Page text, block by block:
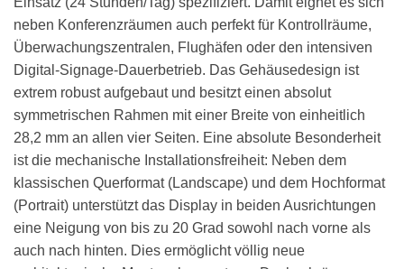
neben Konferenzräumen auch perfekt für Kontrollräume,
Überwachungszentralen, Flughäfen oder den intensiven
Digital-Signage-Dauerbetrieb. Das Gehäusedesign ist
extrem robust aufgebaut und besitzt einen absolut
symmetrischen Rahmen mit einer Breite von einheitlich
28,2 mm an allen vier Seiten. Eine absolute Besonderheit
ist die mechanische Installationsfreiheit: Neben dem
klassischen Querformat (Landscape) und dem Hochformat
(Portrait) unterstützt das Display in beiden Ausrichtungen
eine Neigung von bis zu 20 Grad sowohl nach vorne als
auch nach hinten. Dies ermöglicht völlig neue